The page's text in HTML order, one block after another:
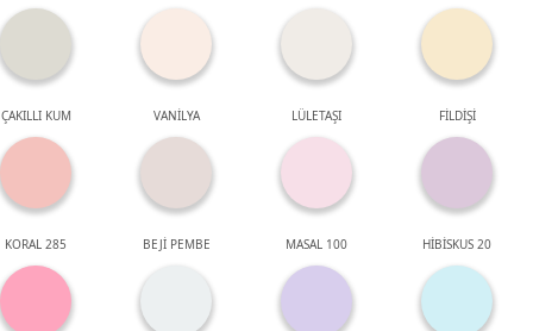
ÇAKILLI KUM VANİLYA LÜLETAŞI FİLDİŞİ
KORAL 285 BEJİ PEMBE MASAL 100 HİBİSKUS 20